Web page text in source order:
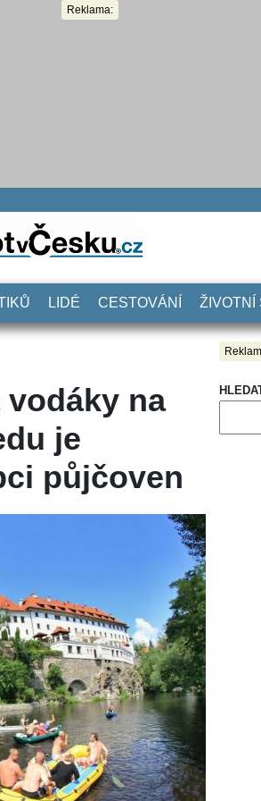
Reklama:
LIDÉ CESTOVÁNÍ ŽIVOTNÍ
vodáky na
je
půjčoven